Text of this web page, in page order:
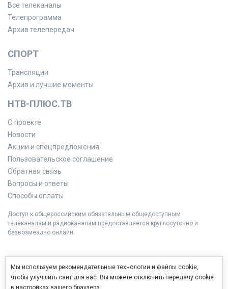
Все телеканалы
Телепрограмма
Архив телепередач
СПОРТ
Трансляции
Архив и лучшие моменты
НТВ-ПЛЮС.ТВ
О проекте
Новости
Акции и спецпредложения
Пользовательское соглашение
Обратная связь
Вопросы и ответы
Способы оплаты
Доступ к общероссийским обязательным общедоступным
телеканалам и радиоканалам предоставляется круглосуточно и
безвозмездно онлайн.
Мы используем рекомендательные технологии и файлы cookie,
чтобы улучшить сайт для вас. Вы можете отключить передачу cookie
в настройках вашего браузера